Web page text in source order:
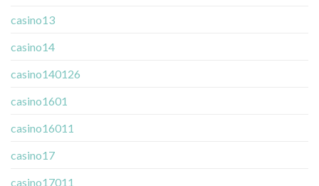
casino13
casino14
casino140126
casino1601
casino16011
casino17
casino17011